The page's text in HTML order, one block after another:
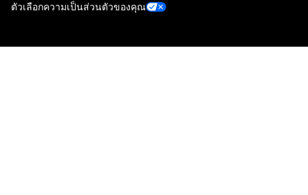
ตัวเลือกความเป็นส่วนตัวของคุณ